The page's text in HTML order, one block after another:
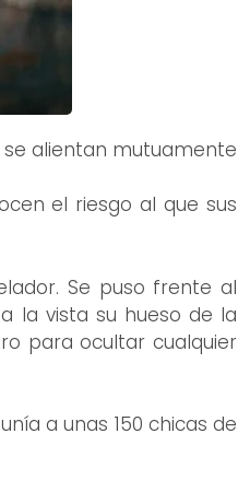
alientan mutuamente
el riesgo al que sus
Se puso frente al
la vista su hueso de la
para ocultar cualquier
a unas 150 chicas de